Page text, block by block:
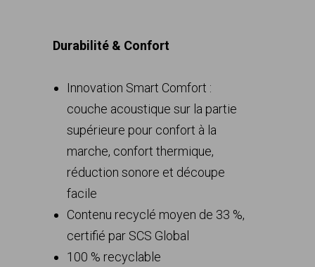
Durabilité & Confort
Innovation Smart Comfort :
couche acoustique sur la partie
supérieure pour confort à la
marche, confort thermique,
réduction sonore et découpe
facile
Contenu recyclé moyen de 33 %,
certifié par SCS Global
100 % recyclable